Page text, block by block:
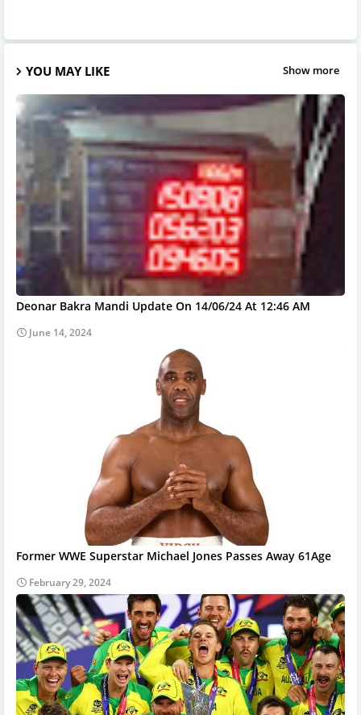
YOU MAY LIKE Show more
Deonar Bakra Mandi Update On 14/06/24 At 12:46 AM
June 14, 2024
Former WWE Superstar Michael Jones Passes Away 61Age
February 29, 2024